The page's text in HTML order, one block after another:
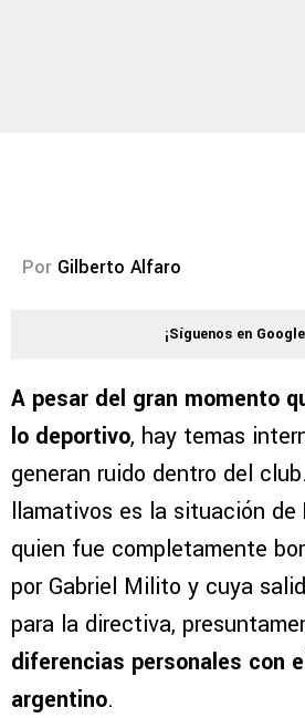
Por Gilberto Alfaro
¡Síguenos en
A pesar del gran momento
lo deportivo, hay temas
generan ruido dentro del
llamativos es la situación de
quien fue completamente
por Gabriel Milito y cuya
para la directiva,
diferencias personales con
argentino.